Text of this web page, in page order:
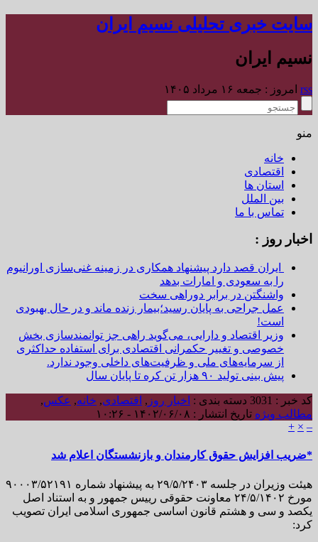
سایت خبری تحلیلی نسیم ایران
نسیم ایران
rss امروز : جمعه ۱۶ مرداد ۱۴۰۵
منو
خانه
اقتصادی
استان ها
بین الملل
تماس با ما
اخبار روز :
ایران قصد دارد پیشنهاد همکاری در زمینه غنی‌سازی اورانیوم
را به سعودی و امارات بدهد
واشنگتن در برابر دوراهی سخت
عمل جراحی به پایان رسید؛بیمار زنده ماند و در حال بهبودی
است!
وزیر اقتصاد و دارایی، می‌گوید راهی جز توانمندسازی بخش
خصوصی و تغییر حکمرانی اقتصادی برای استفاده حداکثری
از سرمایه‌های ملی و ظرفیت‌های داخلی وجود ندارد.
پیش بینی تولید ۹۰ هزار تن کره تا پایان سال
کد خبر : 3031 دسته بندی : اخبار روز , اقتصادی, خانه, عکس,
مطالب ویژه تاریخ انتشار : ۱۴۰۲/۰۶/۰۸ - ۱۰:۲۶
–
×
+
*ضریب افزایش حقوق کارمندان و بازنشستگان اعلام شد
هیئت وزیران در جلسه ۲۹/۵/۲۴۰۳ به پیشنهاد شماره ۹۰۰۰۳/۵۲۱۹۱
مورخ ۲۴/۵/۱۴۰۲ معاونت حقوقی رییس جمهور و به استناد اصل
یکصد و سی و هشتم قانون اساسی جمهوری اسلامی ایران تصویب
کرد: